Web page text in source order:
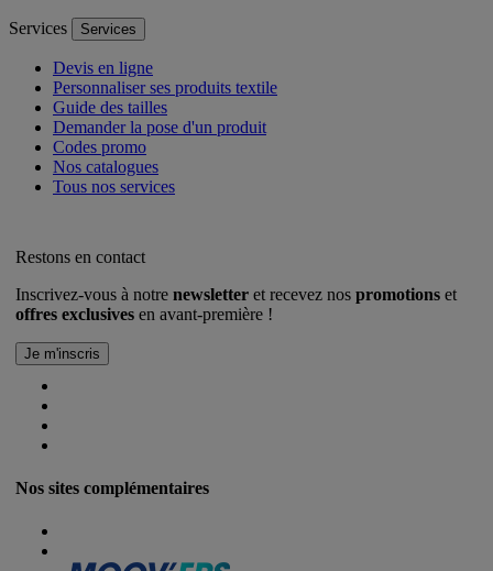
Services Services
Devis en ligne
Personnaliser ses produits textile
Guide des tailles
Demander la pose d'un produit
Codes promo
Nos catalogues
Tous nos services
Restons en contact
Inscrivez-vous à notre newsletter et recevez nos promotions et
offres exclusives en avant-première !
Nos sites complémentaires